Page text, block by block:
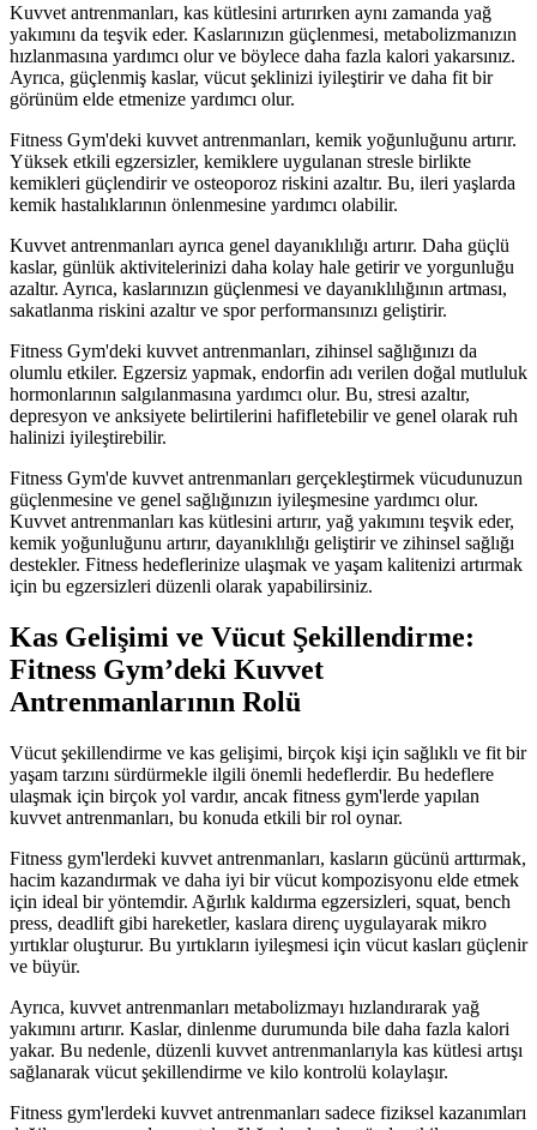
Kuvvet antrenmanları, kas kütlesini artırırken aynı zamanda yağ
yakımını da teşvik eder. Kaslarınızın güçlenmesi, metabolizmanızın
hızlanmasına yardımcı olur ve böylece daha fazla kalori yakarsınız.
Ayrıca, güçlenmiş kaslar, vücut şeklinizi iyileştirir ve daha fit bir
görünüm elde etmenize yardımcı olur.
Fitness Gym'deki kuvvet antrenmanları, kemik yoğunluğunu artırır.
Yüksek etkili egzersizler, kemiklere uygulanan stresle birlikte
kemikleri güçlendirir ve osteoporoz riskini azaltır. Bu, ileri yaşlarda
kemik hastalıklarının önlenmesine yardımcı olabilir.
Kuvvet antrenmanları ayrıca genel dayanıklılığı artırır. Daha güçlü
kaslar, günlük aktivitelerinizi daha kolay hale getirir ve yorgunluğu
azaltır. Ayrıca, kaslarınızın güçlenmesi ve dayanıklılığının artması,
sakatlanma riskini azaltır ve spor performansınızı geliştirir.
Fitness Gym'deki kuvvet antrenmanları, zihinsel sağlığınızı da
olumlu etkiler. Egzersiz yapmak, endorfin adı verilen doğal mutluluk
hormonlarının salgılanmasına yardımcı olur. Bu, stresi azaltır,
depresyon ve anksiyete belirtilerini hafifletebilir ve genel olarak ruh
halinizi iyileştirebilir.
Fitness Gym'de kuvvet antrenmanları gerçekleştirmek vücudunuzun
güçlenmesine ve genel sağlığınızın iyileşmesine yardımcı olur.
Kuvvet antrenmanları kas kütlesini artırır, yağ yakımını teşvik eder,
kemik yoğunluğunu artırır, dayanıklılığı geliştirir ve zihinsel sağlığı
destekler. Fitness hedeflerinize ulaşmak ve yaşam kalitenizi artırmak
için bu egzersizleri düzenli olarak yapabilirsiniz.
Kas Gelişimi ve Vücut Şekillendirme:
Fitness Gym’deki Kuvvet
Antrenmanlarının Rolü
Vücut şekillendirme ve kas gelişimi, birçok kişi için sağlıklı ve fit bir
yaşam tarzını sürdürmekle ilgili önemli hedeflerdir. Bu hedeflere
ulaşmak için birçok yol vardır, ancak fitness gym'lerde yapılan
kuvvet antrenmanları, bu konuda etkili bir rol oynar.
Fitness gym'lerdeki kuvvet antrenmanları, kasların gücünü arttırmak,
hacim kazandırmak ve daha iyi bir vücut kompozisyonu elde etmek
için ideal bir yöntemdir. Ağırlık kaldırma egzersizleri, squat, bench
press, deadlift gibi hareketler, kaslara direnç uygulayarak mikro
yırtıklar oluşturur. Bu yırtıkların iyileşmesi için vücut kasları güçlenir
ve büyür.
Ayrıca, kuvvet antrenmanları metabolizmayı hızlandırarak yağ
yakımını artırır. Kaslar, dinlenme durumunda bile daha fazla kalori
yakar. Bu nedenle, düzenli kuvvet antrenmanlarıyla kas kütlesi artışı
sağlanarak vücut şekillendirme ve kilo kontrolü kolaylaşır.
Fitness gym'lerdeki kuvvet antrenmanları sadece fiziksel kazanımları